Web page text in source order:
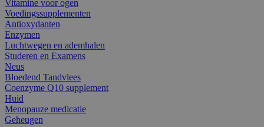
Vitamine voor ogen
Voedingssupplementen
Antioxydanten
Enzymen
Luchtwegen en ademhalen
Studeren en Examens
Neus
Bloedend Tandvlees
Coenzyme Q10 supplement
Huid
Menopauze medicatie
Geheugen